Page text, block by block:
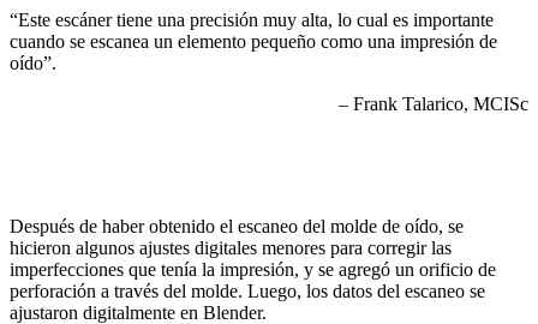
“Este escáner tiene una precisión muy alta, lo cual es importante
cuando se escanea un elemento pequeño como una impresión de
oído”.
– Frank Talarico, MCISc
Después de haber obtenido el escaneo del molde de oído, se
hicieron algunos ajustes digitales menores para corregir las
imperfecciones que tenía la impresión, y se agregó un orificio de
perforación a través del molde. Luego, los datos del escaneo se
ajustaron digitalmente en Blender.